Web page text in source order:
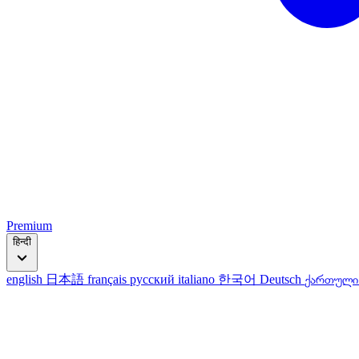
Premium
हिन्दी
english 日本語 français русский italiano 한국어 Deutsch ქართული